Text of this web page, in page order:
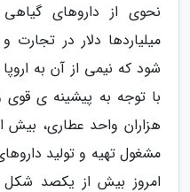
نحوی از داروهای گیاهی
میلیاردها دلار در
شود که نیمی از آن به
با توجه به پیشینه ی قوی
هزاران واحد عطاری، بیش
مشغول تهیه و تولید
امروز بیش از یکصد شکل